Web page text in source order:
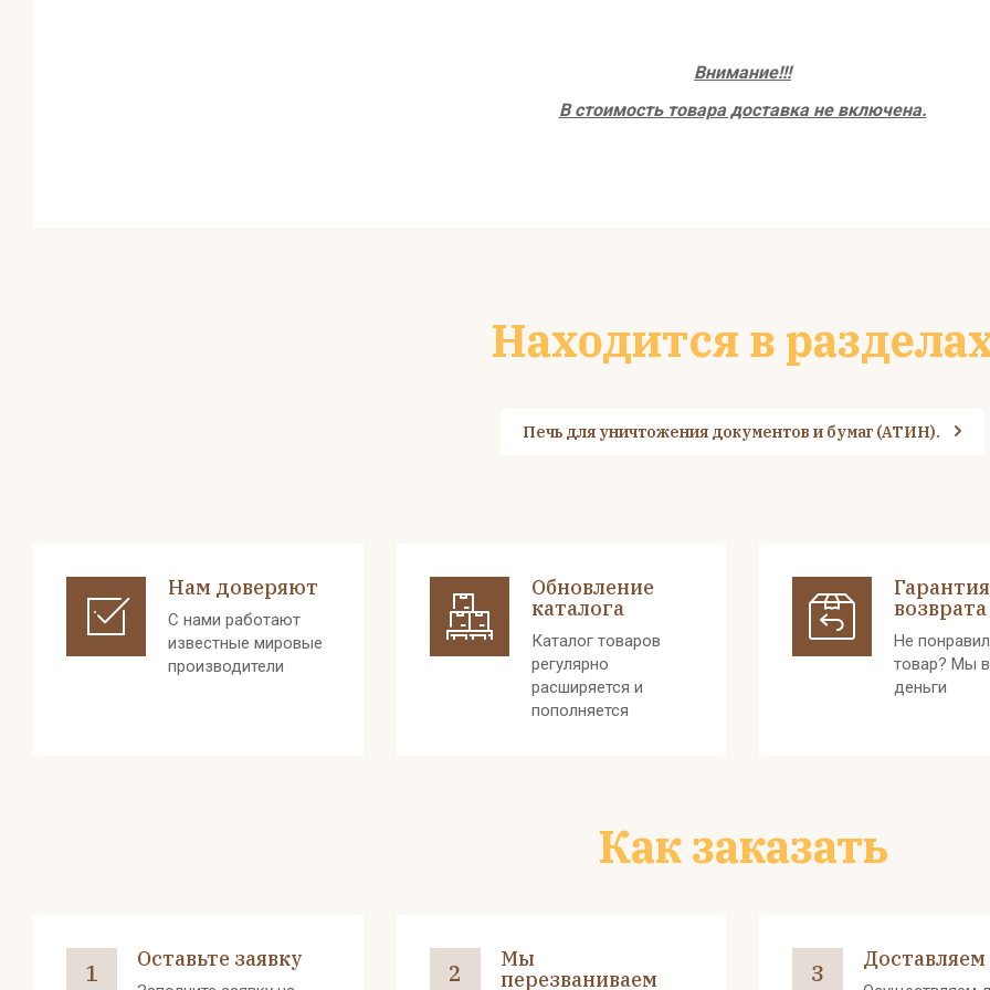
Внимание!!!
В стоимость товара доставка не включена.
Находится в
Печь для уничтожения документов и бумаг (АТИН).
Нам доверяют
С нами работают
известные мировые
производители
Обновление
каталога
Каталог товаров
регулярно
расширяется и
пополняется
Гарантия
возврата
Не
товар? Мы
деньги
Как заказать
1 Оставьте заявку 2
Мы
перезваниваем
3 Доставляем